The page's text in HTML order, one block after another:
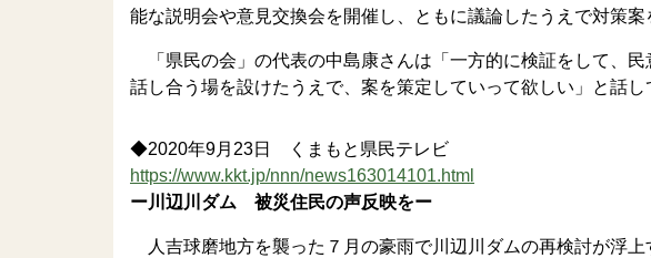
能な説明会や意見交換会を開催し、ともに議論したうえで対策案
「県民の会」の代表の中島康さんは「一方的に検証をして、
話し合う場を設けたうえで、案を策定していって欲しい」と話し
◆2020年9月23日 くまもと県民テレビ
https://www.kkt.jp/nnn/news163014101.html
ー川辺川ダム 被災住民の声反映をー
人吉球磨地方を襲った７月の豪雨で川辺川ダムの再検討が浮